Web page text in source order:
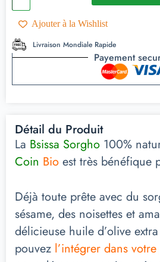
Ajouter à la Wishlist
Livraison Mondiale Rapide
Payement
Détail du Produit
La Bsissa Sorgho 100%
Coin Bio est très bénéfique
Déjà toute prête avec du
sésame, des noisettes et
délicieuse huile d’olive
pouvez l’intégrer dans